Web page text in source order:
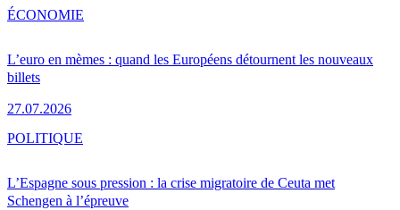
L’euro en mèmes : quand les Européens détournent les nouveaux
billets
27.07.2026
ÉCONOMIE
L’Espagne sous pression : la crise migratoire de Ceuta met
Schengen à l’épreuve
POLITIQUE